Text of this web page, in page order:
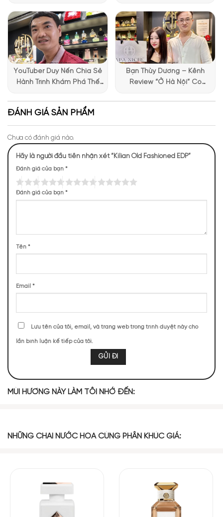
điển và hiện đại. Thân chai hình trụ lớn nhưng hơi thấp, với
những đường cắt tinh tế xẻ chéo trên lớp thủy tinh cao cấp,
tạo nên hiệu ứng thị giác độc đáo. Cả phần nắp và thân chai
đều chung một họa tiết như vậy, giống nhiều sản phẩm đã ra
mắt trước đó, góp phần phản chiếu ánh sáng lấp lánh.Điểm
nhấn nổi bật là nhãn hiệu hình thoi nằm chính giữa phần thân,
với dòng chữ “Old Fashioned by Kilian” in sắc nét, hòa quyện
với đế tách biệt, có thể giúp cố định chai nước hoa bên trong,
một thiết kế thường thấy trên những dòng nước hoa đắt tiền.
Mùi hương nước hoa Old Fashioned By Kilian
chia sẻ trải nghiệm chọn
nước hoa đầy thú vị
YouTuber Duy Nến Chia Sẻ
Hành Trình Khám Phá Thế
Bạn Thùy Dương – Kênh
Review “Ở Hà Nội” Có
ĐÁNH GIÁ SẢN PHẨM
Chưa có đánh giá nào.
Hãy là người đầu tiên nhận xét “Kilian Old Fashioned EDP”
Đánh giá của bạn *
Đánh giá của bạn *
Tên *
Email *
Lưu tên của tôi, email, và trang web trong trình duyệt này cho
lần bình luận kế tiếp của tôi.
MÙI HƯƠNG NÀY LÀM TÔI NHỚ ĐẾN:
NHỮNG CHAI NƯỚC HOA CÙNG PHÂN KHÚC GIÁ: